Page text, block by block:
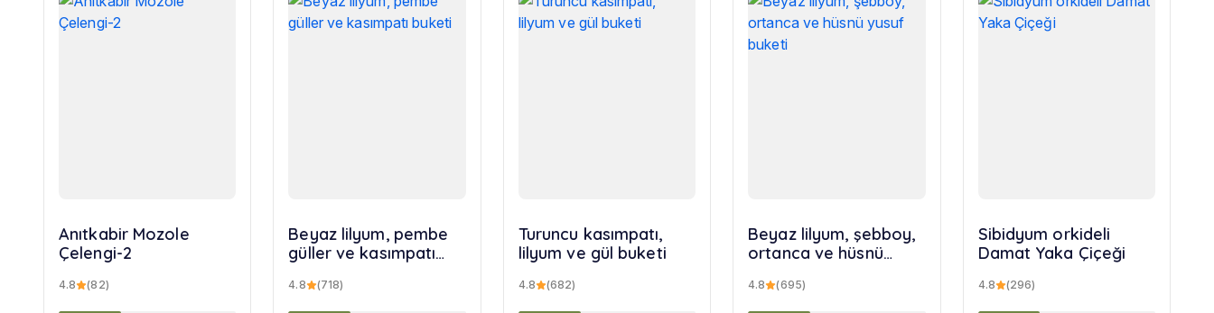
Anıtkabir Mozole
Çelengi-2
4.8 (82)
Beyaz lilyum, pembe
güller ve kasımpatı
4.8 (718)
Turuncu kasımpatı,
lilyum ve gül buketi
4.8 (682)
Beyaz lilyum, şebboy,
ortanca ve hüsnü
4.8 (695)
Sibidyum orkideli
Damat Yaka Çiçeği
4.8 (296)